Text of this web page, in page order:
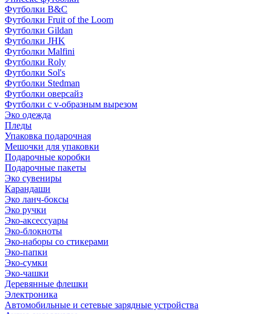
Футболки B&C
Футболки Fruit of the Loom
Футболки Gildan
Футболки JHK
Футболки Malfini
Футболки Roly
Футболки Sol's
Футболки Stedman
Футболки оверсайз
Футболки с v-образным вырезом
Эко одежда
Пледы
Упаковка подарочная
Мешочки для упаковки
Подарочные коробки
Подарочные пакеты
Эко сувениры
Карандаши
Эко ланч-боксы
Эко ручки
Эко-аксессуары
Эко-блокноты
Эко-наборы со стикерами
Эко-папки
Эко-сумки
Эко-чашки
Деревянные флешки
Электроника
Автомобильные и сетевые зарядные устройства